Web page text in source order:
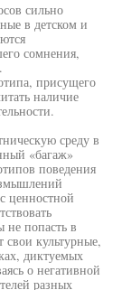
сильно
в детском и
сомнения,
присущего
наличие
среду в
«багаж»
поведения
ценностной
не попасть в
свои культурные,
диктуемых
о негативной
разных